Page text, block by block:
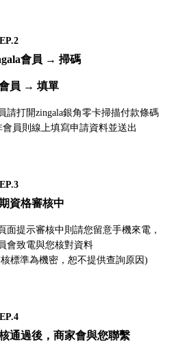
會員 → 掃碼
員 → 填單
請打開zingala銀角零卡掃描付款條碼
會員則線上填寫申請資料並送出
資格審核中
面提示審核中則請您留意手機來電，
會致電與您核對資料
標準為機密，恕不提供查詢原因)
通過後，商家會與您聯繫